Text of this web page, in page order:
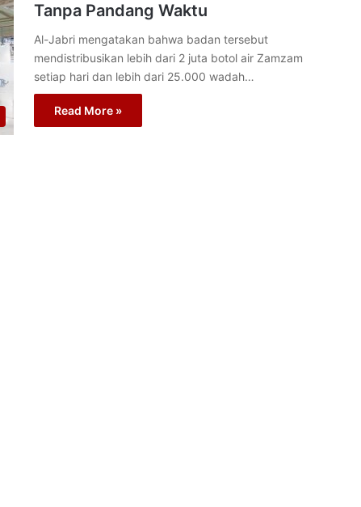
Tanpa Pandang Waktu
Al-Jabri mengatakan bahwa badan tersebut
mendistribusikan lebih dari 2 juta botol air Zamzam
setiap hari dan lebih dari 25.000 wadah…
Read More »